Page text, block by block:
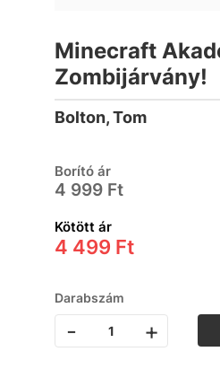
Minecraft
Zombijárvány!
Bolton, Tom
Borító ár
4 999 Ft
Kötött ár
4 499 Ft
Darabszám
- +